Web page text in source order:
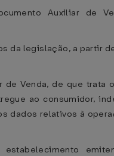
Auxiliar de
da legislação, a partir
de Venda, de que trata
ao consumidor,
dados relativos à